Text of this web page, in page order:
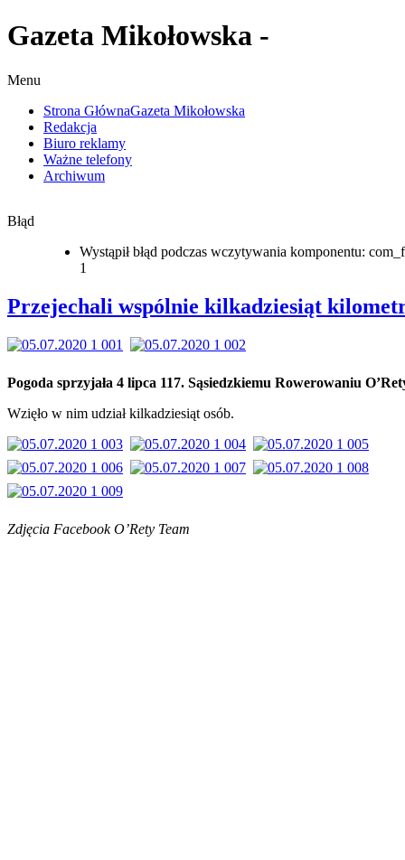
Gazeta Mikołowska -
Menu
Strona GłównaGazeta Mikołowska
Redakcja
Biuro reklamy
Ważne telefony
Archiwum
Błąd
Wystąpił błąd podczas wczytywania komponentu:
1
Przejechali wspólnie kilkadziesiąt
Pogoda sprzyjała 4 lipca 117. Sąsiedzkiemu Rowerowaniu
Wzięło w nim udział kilkadziesiąt osób.
Zdjęcia Facebook O’Rety Team